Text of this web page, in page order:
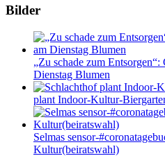
Bilder
„Zu schade zum
Dienstag Blumen
plant Indoor-Kultur-
Selmas sensor-
Kultur(beiratswahl)